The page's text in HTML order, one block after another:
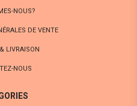
NOUS?
DE VENTE
LIVRAISON
NOUS